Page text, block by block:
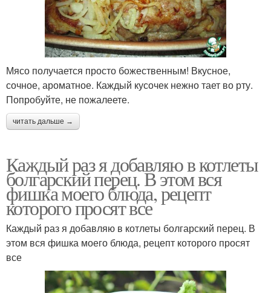
Мясо получается просто божественным! Вкусное,
сочное, ароматное. Каждый кусочек нежно тает во рту.
Попробуйте, не пожалеете.
читать дальше →
Каждый раз я добавляю в котлеты
болгарский перец. В этом вся
фишка моего блюда, рецепт
которого просят все
Каждый раз я добавляю в котлеты болгарский перец. В
этом вся фишка моего блюда, рецепт которого просят
все